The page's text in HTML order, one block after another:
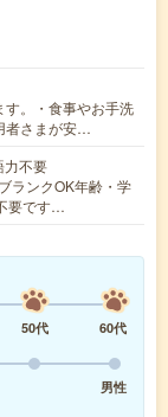
。・食事やお手洗
者さまが安…
力不要
ランクOK年齢・学
要です…
50代
60代
男性